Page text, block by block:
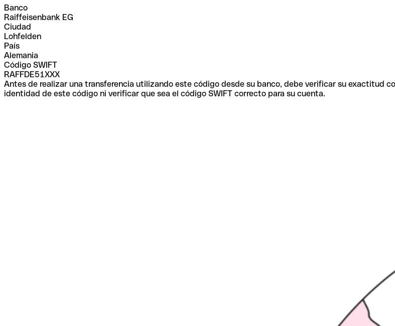
Banco
Raiffeisenbank EG
Ciudad
Lohfelden
País
Alemania
Código SWIFT
RAFFDE51XXX
Antes de realizar una transferencia utilizando este código desde su banco, debe verificar su exactitud
identidad de este código ni verificar que sea el código SWIFT correcto para su cuenta.